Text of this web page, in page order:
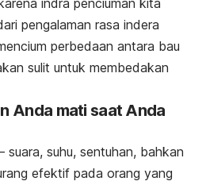
pengalaman rasa indera
perbedaan antara bau
sulit untuk membedakan
Anda mati saat Anda
suhu, sentuhan, bahkan
efektif pada orang yang